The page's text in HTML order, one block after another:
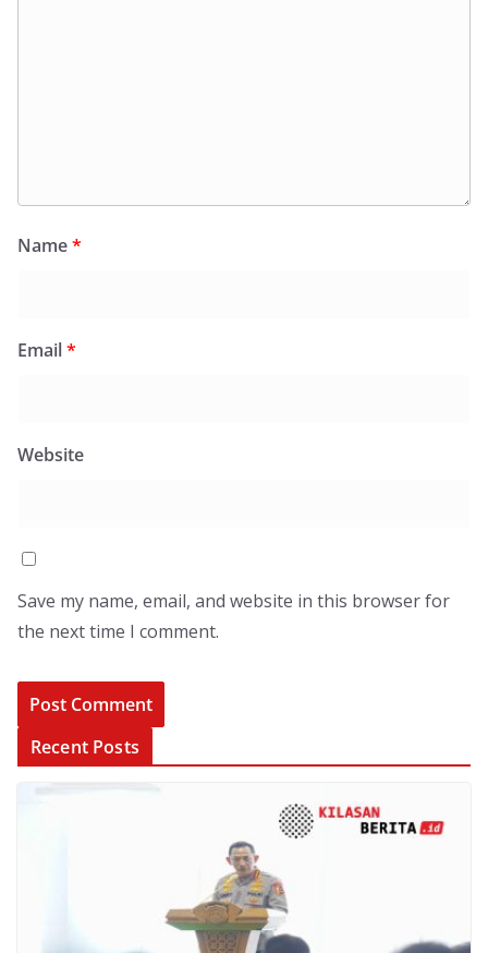
Name*
Email*
Website
Save my name, email, and website in this browser for
the next time I comment.
Recent Posts